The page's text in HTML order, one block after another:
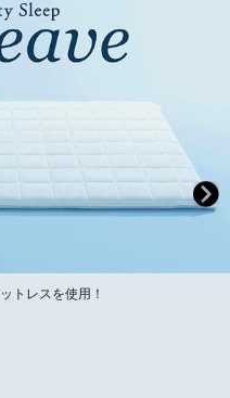
トレスを使用！